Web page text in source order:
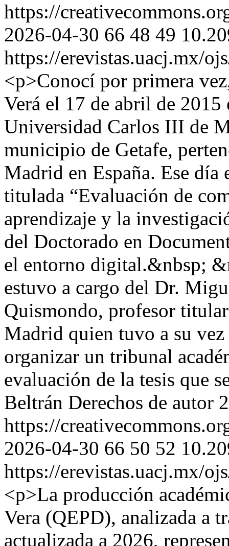
https://
2026-04-30 66 48 49
https://erevistas.uacj.mx/
<p>Conocí por primera
Verá el 17 de abril de 2015
Universidad Carlos III de
municipio de Getafe,
Madrid en España. Ese día
titulada “Evaluación de
aprendizaje y la
del Doctorado en
el entorno digital.&nbsp;
estuvo a cargo del Dr.
Quismondo, profesor
Madrid quien tuvo a su
organizar un tribunal
evaluación de la tesis que
Beltrán Derechos de autor
https://
2026-04-30 66 50 52
https://erevistas.uacj.mx/
<p>La producción
Vera (QEPD), analizada a
actualizada a 2026,